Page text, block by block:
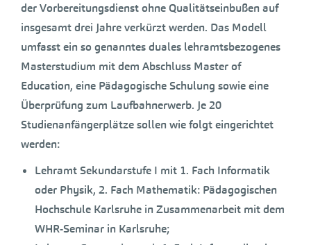
der Vorbereitungsdienst ohne Qualitätseinbußen auf
insgesamt drei Jahre verkürzt werden. Das Modell
umfasst ein so genanntes duales lehramtsbezogenes
Masterstudium mit dem Abschluss Master of
Education, eine Pädagogische Schulung sowie eine
Überprüfung zum Laufbahnerwerb. Je 20
Studienanfängerplätze sollen wie folgt eingerichtet
werden:
Lehramt Sekundarstufe I mit 1. Fach Informatik
oder Physik, 2. Fach Mathematik: Pädagogischen
Hochschule Karlsruhe in Zusammenarbeit mit dem
WHR-Seminar in Karlsruhe;